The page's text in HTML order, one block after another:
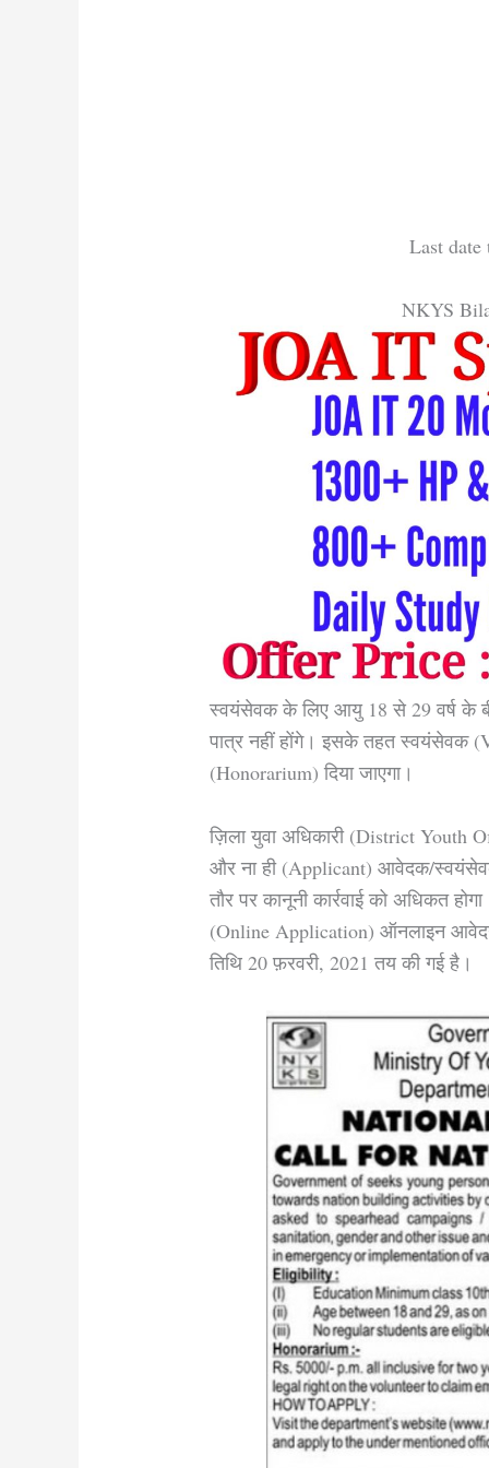
Last
NKYS
स्वयंसेवक के लिए आयु 18 से 29 वर्ष के
पात्र नहीं होंगे। इसके तहत स्वयंसेवक
(Honorarium) दिया जाएगा।
ज़िला युवा अधिकारी (District Youth
और ना ही (Applicant) आवेदक/
तौर पर कानूनी कार्रवाई को अधिकत
(Online Application) ऑनलाइन
तिथि 20 फ़रवरी, 2021 तय की गई है।